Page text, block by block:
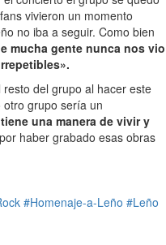
vivieron un momento
no iba a seguir. Como bien
mucha gente nunca nos vio
del grupo al hacer este
grupo sería un
una manera de vivir y
haber grabado esas obras
#Homenaje-a-Leño #Leño